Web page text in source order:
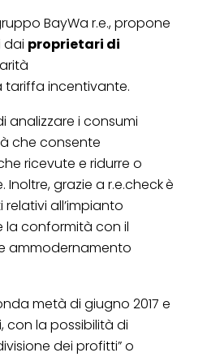
BayWa r.e., propone
dai proprietari di
tariffa incentivante.
analizzare i consumi
che consente
ricevute e ridurre o
grazie a r.e.checkè
all’impianto
la conformità con il
ammodernamento
metà di giugno 2017 e
con la possibilità di
dei profitti” o